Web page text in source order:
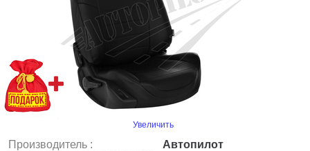
Увеличить
Производитель :
Автопилот